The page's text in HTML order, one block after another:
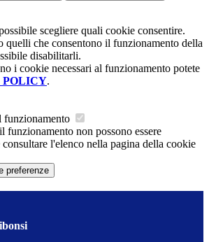
scegliere quali cookie consentire.
quelli che consentono il funzionamento della
disabilitarli.
i cookie necessari al funzionamento potete
POLICY.
funzionamento
funzionamento non possono essere
l'elenco nella pagina della cookie
preferenze